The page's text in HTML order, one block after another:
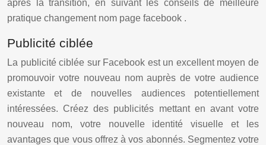
après la transition, en suivant les conseils de meilleure
pratique changement nom page facebook .
Publicité ciblée
La publicité ciblée sur Facebook est un excellent moyen de
promouvoir votre nouveau nom auprès de votre audience
existante et de nouvelles audiences potentiellement
intéressées. Créez des publicités mettant en avant votre
nouveau nom, votre nouvelle identité visuelle et les
avantages que vous offrez à vos abonnés. Segmentez votre